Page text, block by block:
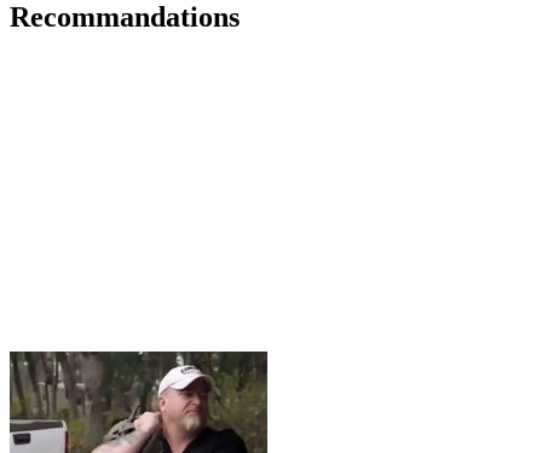
Recommandations